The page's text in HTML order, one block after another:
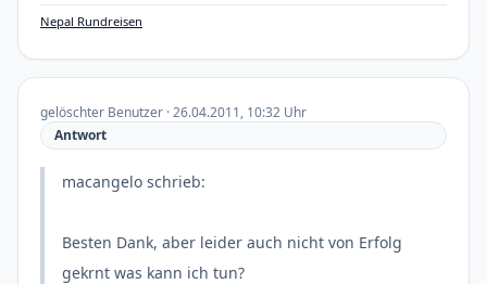
Nepal Rundreisen
gelöschter Benutzer · 26.04.2011, 10:32 Uhr
Antwort
macangelo schrieb:
Besten Dank, aber leider auch nicht von Erfolg
gekrnt was kann ich tun?